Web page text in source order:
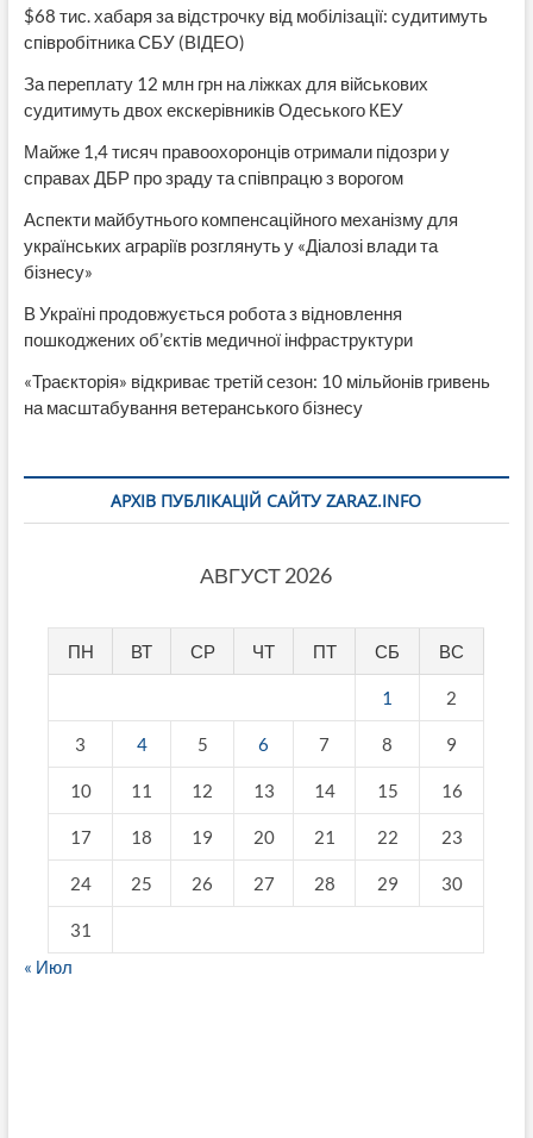
$68 тис. хабаря за відстрочку від мобілізації: судитимуть
співробітника СБУ (ВІДЕО)
За переплату 12 млн грн на ліжках для військових
судитимуть двох екскерівників Одеського КЕУ
Майже 1,4 тисяч правоохоронців отримали підозри у
справах ДБР про зраду та співпрацю з ворогом
Аспекти майбутнього компенсаційного механізму для
українських аграріїв розглянуть у «Діалозі влади та
бізнесу»
В Україні продовжується робота з відновлення
пошкоджених об’єктів медичної інфраструктури
«Траєкторія» відкриває третій сезон: 10 мільйонів гривень
на масштабування ветеранського бізнесу
АРХІВ ПУБЛІКАЦІЙ САЙТУ ZARAZ.INFO
АВГУСТ 2026
ПН ВТ СР ЧТ ПТ СБ ВС
1 2
3 4 5 6 7 8 9
10 11 12 13 14 15 16
17 18 19 20 21 22 23
24 25 26 27 28 29 30
31
« Июл